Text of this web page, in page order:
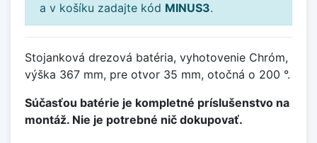
a v košíku zadajte kód MINUS3.
Stojanková drezová batéria, vyhotovenie Chróm,
výška 367 mm, pre otvor 35 mm, otočná o 200 °.
Súčasťou batérie je kompletné príslušenstvo na
montáž. Nie je potrebné nič dokupovať.